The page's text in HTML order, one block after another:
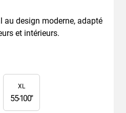
au design moderne, adapté
et intérieurs.
XL
55-100"